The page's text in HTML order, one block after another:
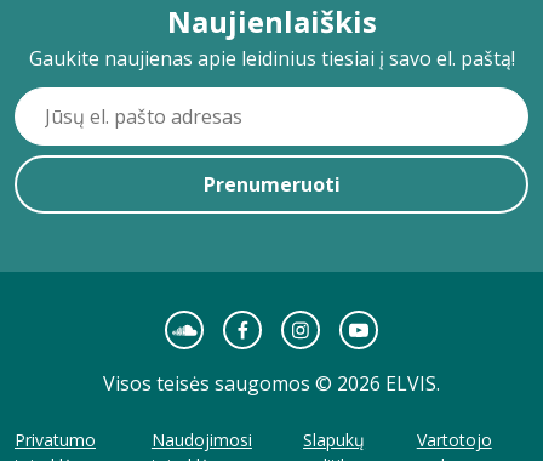
Naujienlaiškis
Gaukite naujienas apie leidinius tiesiai į savo el. paštą!
Prenumeruoti
Visos teisės saugomos © 2026 ELVIS.
Privatumo
Naudojimosi
Slapukų
Vartotojo